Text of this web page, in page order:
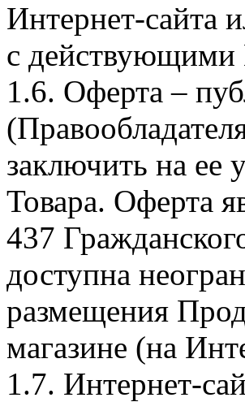
Интернет-сайта
с действующими
1.6. Оферта –
заключить на ее
Товара. Оферта
437
доступна
размещения
магазине (на
1.7. Интернет-